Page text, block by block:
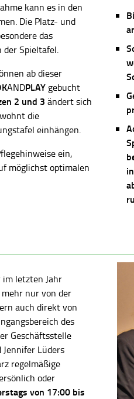
kann es in den
Die Platz- und
das
der Spieltafel.
ab dieser
ANDPLAY gebucht
2 und 3 ändert sich
die
einhängen.
ein,
möglichst optimalen
im letzten Jahr
nur von der
auch direkt von
des
Geschäftsstelle
Lüders
regelmäßige
oder
von 17:00 bis